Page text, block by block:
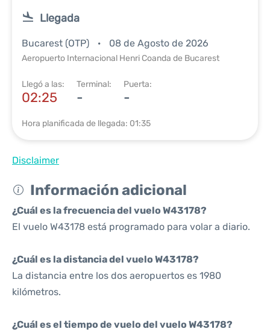
Llegada
Bucarest (OTP) 08 de Agosto de 2026
Aeropuerto Internacional Henri Coanda de Bucarest
Llegó a las:
02:25
Terminal:
-
Puerta:
-
Hora planificada de llegada: 01:35
Disclaimer
Información adicional
¿Cuál es la frecuencia del vuelo W43178?
El vuelo W43178 está programado para volar a diario.
¿Cuál es la distancia del vuelo W43178?
La distancia entre los dos aeropuertos es 1980
kilómetros.
¿Cuál es el tiempo de vuelo del vuelo W43178?